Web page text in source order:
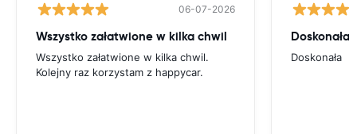
06-07-2026
Wszystko załatwione w kilka chwil
Wszystko załatwione w kilka chwil.
Kolejny raz korzystam z happycar.
Doskonała
Doskonała